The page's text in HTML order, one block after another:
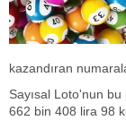
kazandıran
Sayısal Loto'nun
662 bin 408 lira 98